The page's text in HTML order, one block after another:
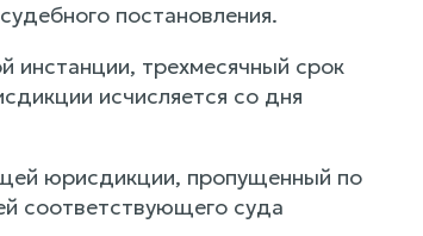
постановления.
инстанции, трехмесячный срок
исчисляется со дня
юрисдикции, пропущенный по
соответствующего суда